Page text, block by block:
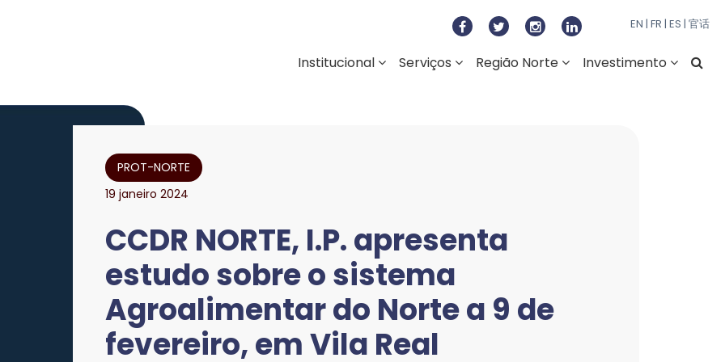
e Desenvolvimento Regional do Norte
EN | FR | ES | 官话
Institucional Serviços Região Norte Investimento
PROT-NORTE
19 janeiro 2024
CCDR NORTE, I.P. apresenta
estudo sobre o sistema
Agroalimentar do Norte a 9 de
fevereiro, em Vila Real